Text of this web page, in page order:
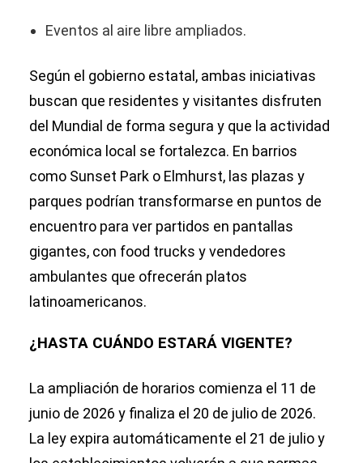
Eventos al aire libre ampliados.
Según el gobierno estatal, ambas iniciativas
buscan que residentes y visitantes disfruten
del Mundial de forma segura y que la actividad
económica local se fortalezca. En barrios
como Sunset Park o Elmhurst, las plazas y
parques podrían transformarse en puntos de
encuentro para ver partidos en pantallas
gigantes, con food trucks y vendedores
ambulantes que ofrecerán platos
latinoamericanos.
¿HASTA CUÁNDO ESTARÁ VIGENTE?
La ampliación de horarios comienza el 11 de
junio de 2026 y finaliza el 20 de julio de 2026.
La ley expira automáticamente el 21 de julio y